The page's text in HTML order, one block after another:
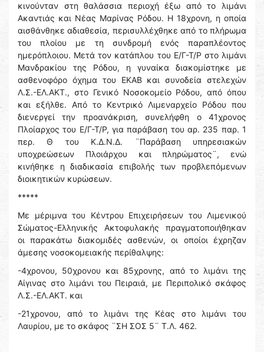
κινούνταν στη θαλάσσια περιοχή έξω από το λιμάνι
Ακαντιάς και Νέας Μαρίνας Ρόδου. Η 18χρονη, η οποία
αισθάνθηκε αδιαθεσία, περισυλλέχθηκε από το πλήρωμα
του πλοίου με τη συνδρομή ενός παραπλέοντος
ημερόπλοιου. Μετά τον κατάπλου του Ε/Γ-Τ/Ρ στο λιμάνι
Μανδρακίου της Ρόδου, η γυναίκα διακομίστηκε με
ασθενοφόρο όχημα του ΕΚΑΒ και συνοδεία στελεχών
Λ.Σ.-ΕΛ.ΑΚΤ., στο Γενικό Νοσοκομείο Ρόδου, από όπου
και εξήλθε. Από το Κεντρικό Λιμεναρχείο Ρόδου που
διενεργεί την προανάκριση, συνελήφθη ο 41χρονος
Πλοίαρχος του Ε/Γ-Τ/Ρ, για παράβαση του αρ. 235 παρ. 1
περ. Θ του Κ.Δ.Ν.Δ. ¨Παράβαση υπηρεσιακών
υποχρεώσεων Πλοιάρχου και πληρώματος¨, ενώ
κινήθηκε η διαδικασία επιβολής των προβλεπόμενων
διοικητικών κυρώσεων.
*****
Με μέριμνα του Κέντρου Επιχειρήσεων του Λιμενικού
Σώματος-Ελληνικής Ακτοφυλακής πραγματοποιήθηκαν
οι παρακάτω διακομιδές ασθενών, οι οποίοι έχρηζαν
άμεσης νοσοκομειακής περίθαλψης:
-4χρονου, 50χρονου και 85χρονης, από το λιμάνι της
Αίγινας στο λιμάνι του Πειραιά, με Περιπολικό σκάφος
Λ.Σ.-ΕΛ.ΑΚΤ. και
-21χρονου, από το λιμάνι της Κέας στο λιμάνι του
Λαυρίου, με το σκάφος ¨ΣΗ ΣΟΣ 5¨ Τ.Λ. 462.